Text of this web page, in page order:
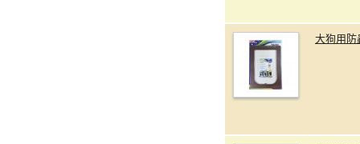
大狗用防